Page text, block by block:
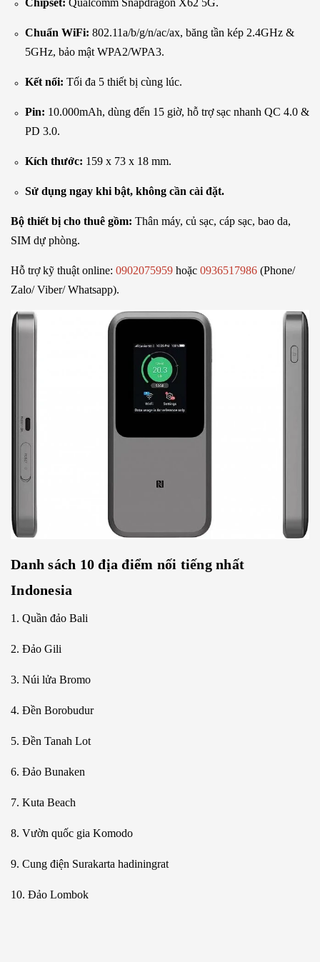
Chipset: Qualcomm Snapdragon X62 5G.
Chuẩn WiFi: 802.11a/b/g/n/ac/ax, băng tần kép 2.4GHz &
5GHz, bảo mật WPA2/WPA3.
Kết nối: Tối đa 5 thiết bị cùng lúc.
Pin: 10.000mAh, dùng đến 15 giờ, hỗ trợ sạc nhanh QC 4.0 &
PD 3.0.
Kích thước: 159 x 73 x 18 mm.
Sử dụng ngay khi bật, không cần cài đặt.
Bộ thiết bị cho thuê gồm: Thân máy, củ sạc, cáp sạc, bao da,
SIM dự phòng.
Hỗ trợ kỹ thuật online: 0902075959 hoặc 0936517986 (Phone/
Zalo/ Viber/ Whatsapp).
Danh sách 10 địa điểm nối tiếng nhất
Indonesia
1. Quần đảo Bali
2. Đảo Gili
3. Núi lửa Bromo
4. Đền Borobudur
5. Đền Tanah Lot
6. Đảo Bunaken
7. Kuta Beach
8. Vườn quốc gia Komodo
9. Cung điện Surakarta hadiningrat
10. Đảo Lombok